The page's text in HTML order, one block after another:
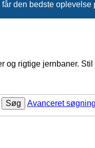
den bedste oplevelse
og rigtige jernbaner.
Søg Avanceret søgning